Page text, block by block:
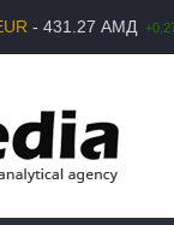
- 431.27 АМД